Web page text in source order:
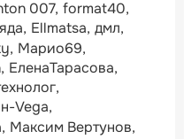
007 format40
Ellmatsa дмл
Марио69
ЕленаТарасова
Vega
Максим Вертунов